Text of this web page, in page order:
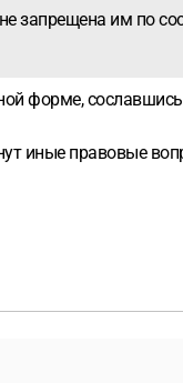
запрещена им по
форме,
иные правовые